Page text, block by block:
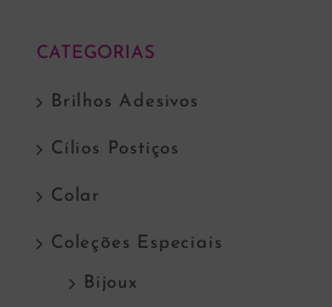
CATEGORIAS
Brilhos Adesivos
Cílios Postiços
Colar
Coleções Especiais
Bijoux